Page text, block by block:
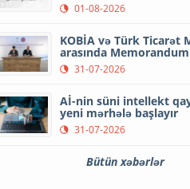
01-08-2026
KOBİA və Türk Ticarət
arasında
31-07-2026
Aİ-nin süni intellekt
yeni mərhələ başlayır
31-07-2026
Bütün xəbərlər